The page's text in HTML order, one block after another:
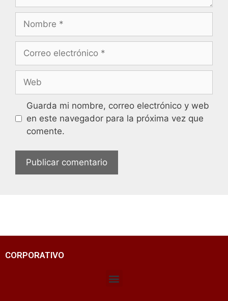
Guarda mi nombre, correo electrónico y web
en este navegador para la próxima vez que
comente.
CORPORATIVO